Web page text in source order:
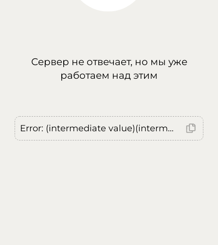
Сервер не отвечает, но мы уже
работаем над этим
Error: (intermediate value)(intermediate value)(intermediate value).replaceAll is not a function